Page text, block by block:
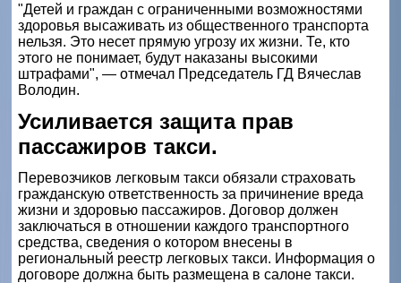
"Детей и граждан с ограниченными возможностями
здоровья высаживать из общественного транспорта
нельзя. Это несет прямую угрозу их жизни. Те, кто
этого не понимает, будут наказаны высокими
штрафами", — отмечал Председатель ГД Вячеслав
Володин.
Усиливается защита прав
пассажиров такси.
Перевозчиков легковым такси обязали страховать
гражданскую ответственность за причинение вреда
жизни и здоровью пассажиров. Договор должен
заключаться в отношении каждого транспортного
средства, сведения о котором внесены в
региональный реестр легковых такси. Информация о
договоре должна быть размещена в салоне такси.